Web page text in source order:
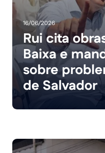
16/06/2026
Rui cita
Baixa e
sobre
de Salvador